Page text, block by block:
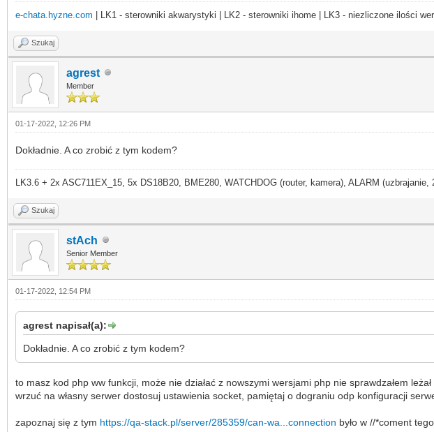
socket_close($sock);
}
}
e-chata.hyzne.com | LK1 - sterowniki akwarystyki | LK2 - sterowniki ihome | LK3 - niezliczone ilości
Szukaj
agrest
Member
01-17-2022, 12:26 PM
Dokładnie. A co zrobić z tym kodem?
LK3.6 + 2x ASC711EX_15, 5x DS18B20, BME280, WATCHDOG (router, kamera), ALARM
Szukaj
stAch
Senior Member
01-17-2022, 12:54 PM
agrest napisał(a):
Dokładnie. A co zrobić z tym kodem?
to masz kod php ww funkcji, może nie działać z nowszymi wersjami php nie sprawdzałem
wrzuć na własny serwer dostosuj ustawienia socket, pamiętaj o dograniu odp konfiguracji
zapoznaj się z tym https://qa-stack.pl/server/285359/can-wa...connection było w //*coment